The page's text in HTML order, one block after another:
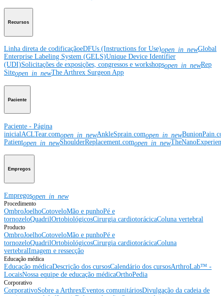
Recursos
Linha direta de codificaçãoeDFUs (Instructions for Use)open_in_newGlobal
Enterprise Labeling System (GELS)Unique Device Identifier
(UDI)Solicitações de exposições, congressos e workshopsopen_in_newRep
Siteopen_in_newThe Arthrex Surgeon App
Paciente
Paciente - Página
inicial ACLTear.comopen_in_newAnkleSprain.comopen_in_new
Patientopen_in_newShoulderReplacement.comopen_in_new
Empregos
Empregosopen_in_new
Procedimento
OmbroJoelhoCotoveloMão e punhoPé e
tornozeloQuadrilOrtobiológicosCirurgia cardiotorácicaColuna vertebral
Producto
OmbroJoelhoCotoveloMão e punhoPé e
tornozeloQuadrilOrtobiológicosCirurgia cardiotorácicaColuna
vertebralImagem e ressecção
Educação médica
Educação médicaDescrição dos cursosCalendário dos cursosArthroLab™ -
LocaisNossa equipe de educação médicaOrthoPedia
Corporativo
CorporativoSobre a ArthrexEventos comunitáriosDivulgação da cadeia de